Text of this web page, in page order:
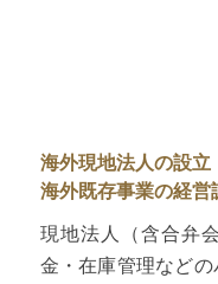
海外現地法人の設立
海外既存事業の経営
現地法人（含合弁
金・在庫管理など